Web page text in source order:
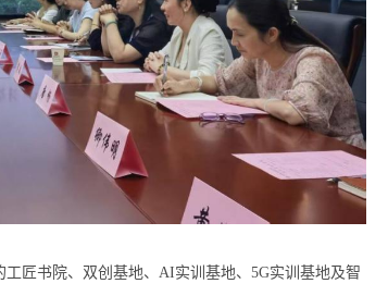
匠书院、双创基地、AI实训基地、5G实训基地及智